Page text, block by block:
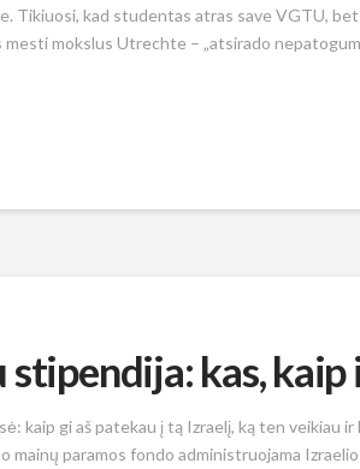
Tikiuosi, kad studentas atras save VGTU,
mesti mokslus Utrechte – „atsirado
stipendija: kas,
kaip gi aš patekau į tą Izraelį, ką ten veikiau
mainų paramos fondo administruojama